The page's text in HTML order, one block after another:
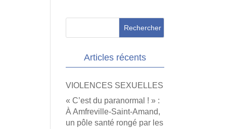
Articles récents
VIOLENCES SEXUELLES
« C’est du paranormal ! » :
À Amfreville-Saint-Amand,
un pôle santé rongé par les